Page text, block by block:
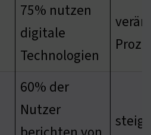
75% nutzen
digitale
Technologien
60% der
Nutzer